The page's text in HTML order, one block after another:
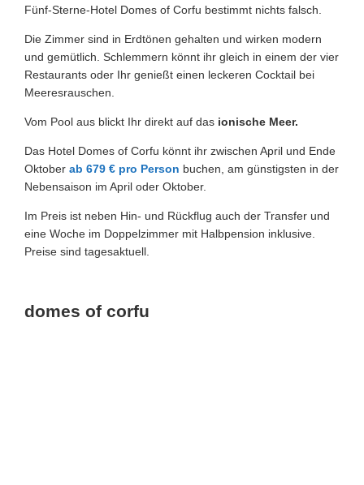
Fünf-Sterne-Hotel Domes of Corfu bestimmt nichts falsch.
Die Zimmer sind in Erdtönen gehalten und wirken modern
und gemütlich. Schlemmern könnt ihr gleich in einem der vier
Restaurants oder Ihr genießt einen leckeren Cocktail bei
Meeresrauschen.
Vom Pool aus blickt Ihr direkt auf das ionische Meer.
Das Hotel Domes of Corfu könnt ihr zwischen April und Ende
Oktober ab 679 € pro Person buchen, am günstigsten in der
Nebensaison im April oder Oktober.
Im Preis ist neben Hin- und Rückflug auch der Transfer und
eine Woche im Doppelzimmer mit Halbpension inklusive.
Preise sind tagesaktuell.
domes of corfu